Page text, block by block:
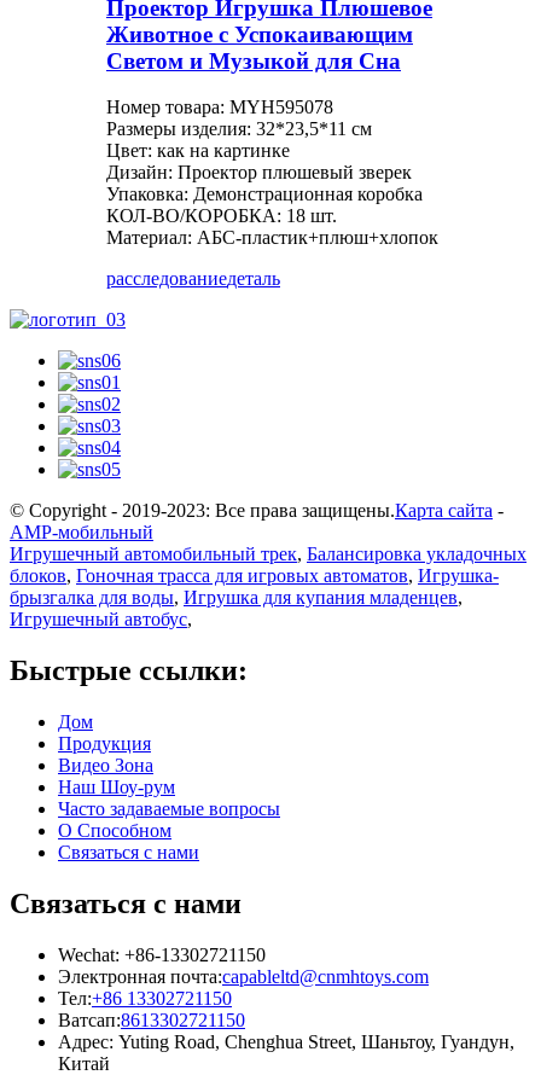
Проектор Игрушка Плюшевое
Животное с Успокаивающим
Светом и Музыкой для Сна
Номер товара: MYH595078
Размеры изделия: 32*23,5*11 см
Цвет: как на картинке
Дизайн: Проектор плюшевый зверек
Упаковка: Демонстрационная коробка
КОЛ-ВО/КОРОБКА: 18 шт.
Материал: АБС-пластик+плюш+хлопок
расследованиедеталь
© Copyright - 2019-2023: Все права защищены.Карта сайта -
AMP-мобильный
Игрушечный автомобильный трек, Балансировка укладочных
блоков, Гоночная трасса для игровых автоматов, Игрушка-
брызгалка для воды, Игрушка для купания младенцев,
Игрушечный автобус,
Быстрые ссылки:
Дом
Продукция
Видео Зона
Наш Шоу-рум
Часто задаваемые вопросы
О Способном
Связаться с нами
Связаться с нами
Wechat: +86-13302721150
Электронная почта:capableltd@cnmhtoys.com
Тел:+86 13302721150
Ватсап:8613302721150
Адрес: Yuting Road, Chenghua Street, Шаньтоу, Гуандун,
Китай